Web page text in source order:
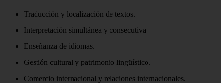
Traducción y localización de textos.
Interpretación simultánea y consecutiva.
Enseñanza de idiomas.
Gestión cultural y patrimonio lingüístico.
Comercio internacional y relaciones internacionales.